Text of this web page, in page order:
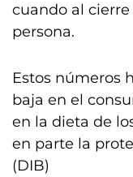
cuando al cierre
persona.
Estos números
baja en el
en la dieta de
en parte la
(DIB)